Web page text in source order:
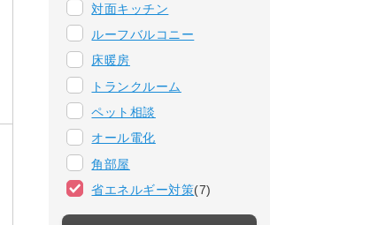
対面キッチン
ルーフバルコニー
床暖房
トランクルーム
ペット相談
オール電化
角部屋
省エネルギー対策(7)